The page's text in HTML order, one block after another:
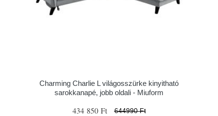
Charming Charlie L világosszürke kinyitható
sarokkanapé, jobb oldali - Miuform
434 850 Ft 644990 Ft